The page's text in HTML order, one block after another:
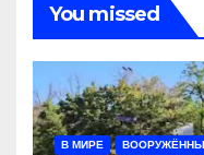
You missed
В МИРЕ